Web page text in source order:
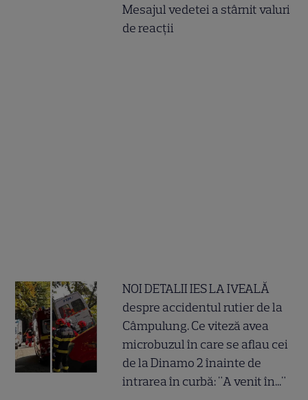
Mesajul vedetei a stârnit valuri
de reacții
NOI DETALII IES LA IVEALĂ
despre accidentul rutier de la
Câmpulung. Ce viteză avea
microbuzul în care se aflau cei
de la Dinamo 2 înainte de
intrarea în curbă: "A venit în..."